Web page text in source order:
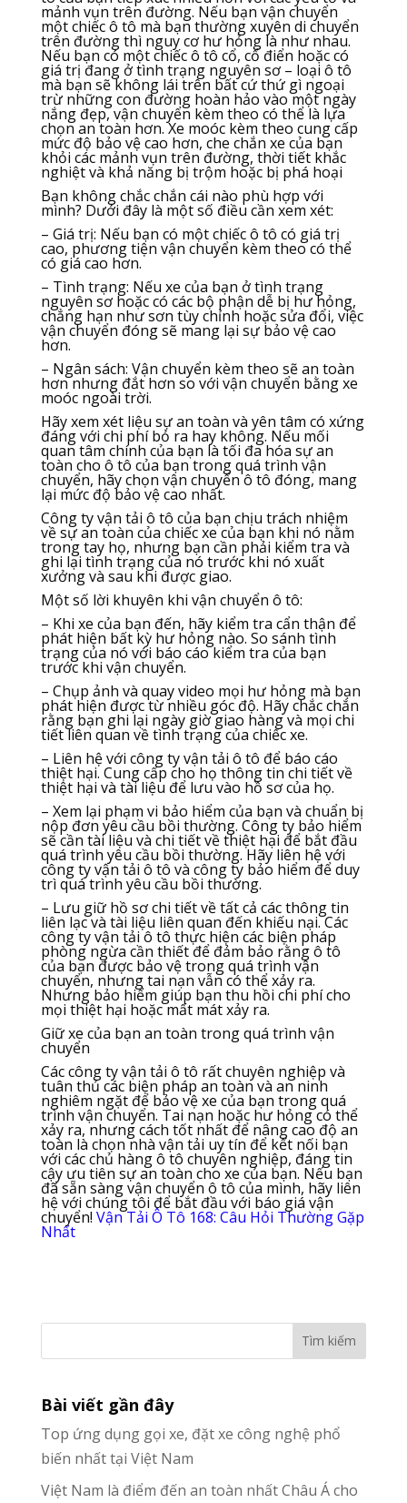
mảnh vụn trên đường. Nếu bạn vận chuyển
một chiếc ô tô mà bạn thường xuyên di chuyển
trên đường thì nguy cơ hư hỏng là như nhau.
Nếu bạn có một chiếc ô tô cổ, cổ điển hoặc có
giá trị đang ở tình trạng nguyên sơ – loại ô tô
mà bạn sẽ không lái trên bất cứ thứ gì ngoại
trừ những con đường hoàn hảo vào một ngày
nắng đẹp, vận chuyển kèm theo có thể là lựa
chọn an toàn hơn. Xe moóc kèm theo cung cấp
mức độ bảo vệ cao hơn, che chắn xe của bạn
khỏi các mảnh vụn trên đường, thời tiết khắc
nghiệt và khả năng bị trộm hoặc bị phá hoại
Bạn không chắc chắn cái nào phù hợp với
mình? Dưới đây là một số điều cần xem xét:
– Giá trị: Nếu bạn có một chiếc ô tô có giá trị
cao, phương tiện vận chuyển kèm theo có thể
có giá cao hơn.
– Tình trạng: Nếu xe của bạn ở tình trạng
nguyên sơ hoặc có các bộ phận dễ bị hư hỏng,
chẳng hạn như sơn tùy chỉnh hoặc sửa đổi, việc
vận chuyển đóng sẽ mang lại sự bảo vệ cao
hơn.
– Ngân sách: Vận chuyển kèm theo sẽ an toàn
hơn nhưng đắt hơn so với vận chuyển bằng xe
moóc ngoài trời.
Hãy xem xét liệu sự an toàn và yên tâm có xứng
đáng với chi phí bỏ ra hay không. Nếu mối
quan tâm chính của bạn là tối đa hóa sự an
toàn cho ô tô của bạn trong quá trình vận
chuyển, hãy chọn vận chuyển ô tô đóng, mang
lại mức độ bảo vệ cao nhất.
Công ty vận tải ô tô của bạn chịu trách nhiệm
về sự an toàn của chiếc xe của bạn khi nó nằm
trong tay họ, nhưng bạn cần phải kiểm tra và
ghi lại tình trạng của nó trước khi nó xuất
xưởng và sau khi được giao.
Một số lời khuyên khi vận chuyển ô tô:
– Khi xe của bạn đến, hãy kiểm tra cẩn thận để
phát hiện bất kỳ hư hỏng nào. So sánh tình
trạng của nó với báo cáo kiểm tra của bạn
trước khi vận chuyển.
– Chụp ảnh và quay video mọi hư hỏng mà bạn
phát hiện được từ nhiều góc độ. Hãy chắc chắn
rằng bạn ghi lại ngày giờ giao hàng và mọi chi
tiết liên quan về tình trạng của chiếc xe.
– Liên hệ với công ty vận tải ô tô để báo cáo
thiệt hại. Cung cấp cho họ thông tin chi tiết về
thiệt hại và tài liệu để lưu vào hồ sơ của họ.
– Xem lại phạm vi bảo hiểm của bạn và chuẩn bị
nộp đơn yêu cầu bồi thường. Công ty bảo hiểm
sẽ cần tài liệu và chi tiết về thiệt hại để bắt đầu
quá trình yêu cầu bồi thường. Hãy liên hệ với
công ty vận tải ô tô và công ty bảo hiểm để duy
trì quá trình yêu cầu bồi thường.
– Lưu giữ hồ sơ chi tiết về tất cả các thông tin
liên lạc và tài liệu liên quan đến khiếu nại. Các
công ty vận tải ô tô thực hiện các biện pháp
phòng ngừa cần thiết để đảm bảo rằng ô tô
của bạn được bảo vệ trong quá trình vận
chuyển, nhưng tai nạn vẫn có thể xảy ra.
Nhưng bảo hiểm giúp bạn thu hồi chi phí cho
mọi thiệt hại hoặc mất mát xảy ra.
Giữ xe của bạn an toàn trong quá trình vận
chuyển
Các công ty vận tải ô tô rất chuyên nghiệp và
tuân thủ các biện pháp an toàn và an ninh
nghiêm ngặt để bảo vệ xe của bạn trong quá
trình vận chuyển. Tai nạn hoặc hư hỏng có thể
xảy ra, nhưng cách tốt nhất để nâng cao độ an
toàn là chọn nhà vận tải uy tín để kết nối bạn
với các chủ hàng ô tô chuyên nghiệp, đáng tin
cậy ưu tiên sự an toàn cho xe của bạn. Nếu bạn
đã sẵn sàng vận chuyển ô tô của mình, hãy liên
hệ với chúng tôi để bắt đầu với báo giá vận
chuyển! Vận Tải Ô Tô 168: Câu Hỏi Thường Gặp
Nhất
Tìm kiếm
Bài viết gần đây
Top ứng dụng gọi xe, đặt xe công nghệ phổ
biến nhất tại Việt Nam
Việt Nam là điểm đến an toàn nhất Châu Á cho